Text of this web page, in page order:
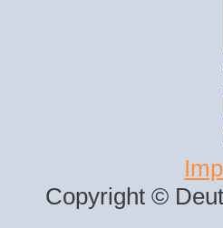
Copyright ©